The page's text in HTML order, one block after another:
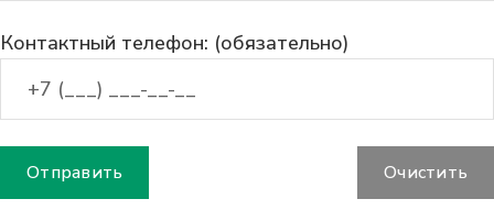
Контактный телефон: (обязательно)